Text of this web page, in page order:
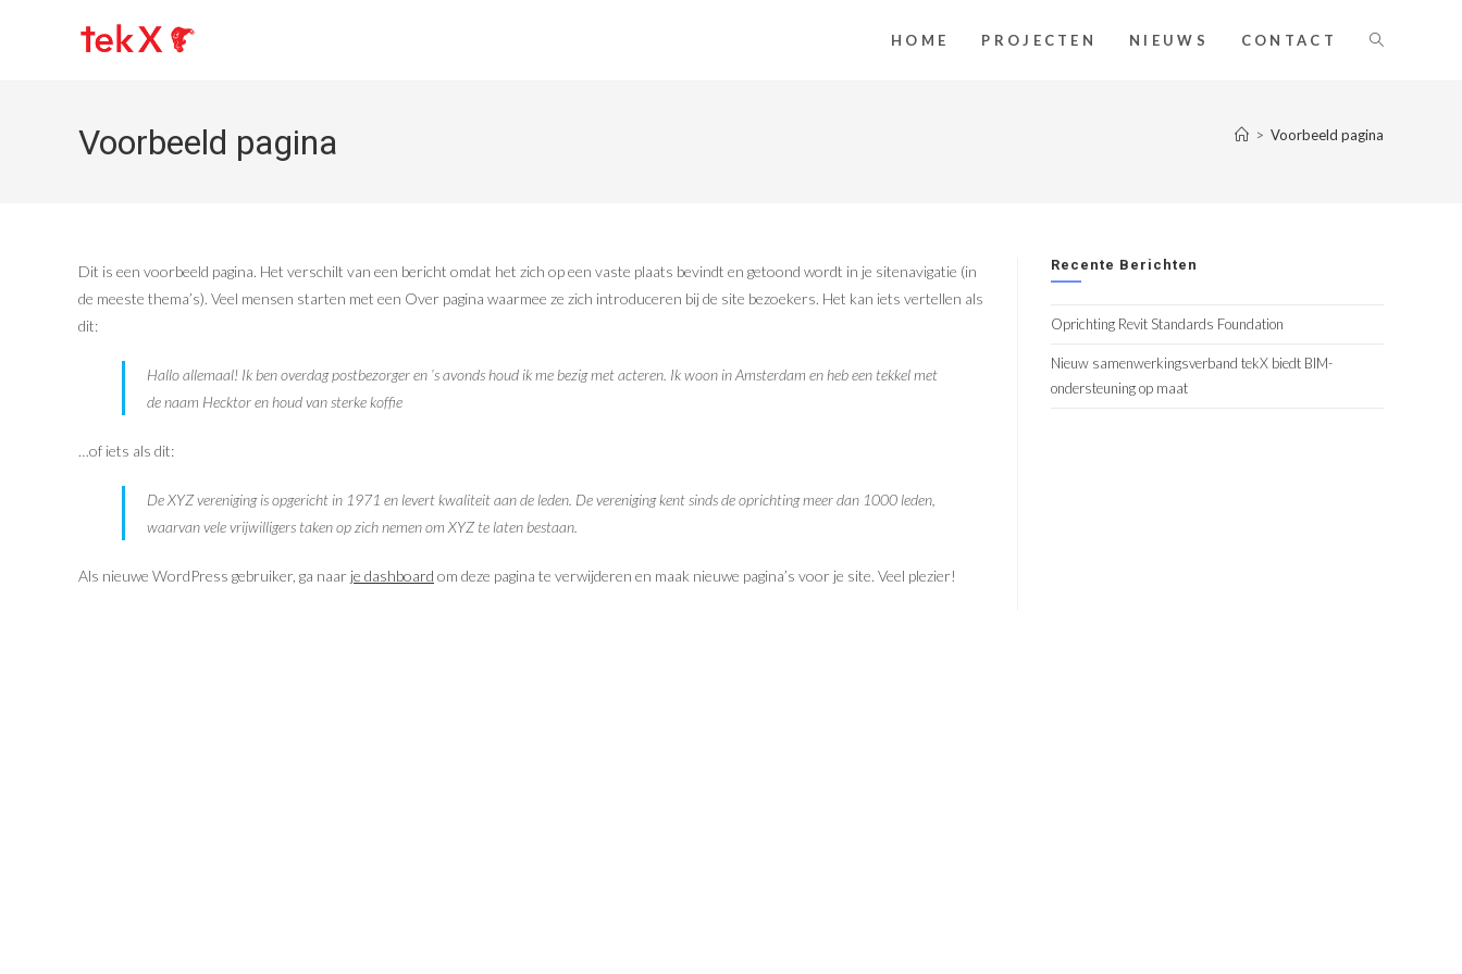
HOME PROJECTEN NIEUWS CONTACT TOGGLE
Voorbeeld pagina > Voorbeeld pagina
Dit is een voorbeeld pagina. Het verschilt van een bericht omdat het zich op een vaste plaats bevindt en getoond wordt in je sitenavigatie (in
de meeste thema’s). Veel mensen starten met een Over pagina waarmee ze zich introduceren bij de site bezoekers. Het kan iets vertellen als
dit:
Hallo allemaal! Ik ben overdag postbezorger en ’s avonds houd ik me bezig met acteren. Ik woon in Amsterdam en heb een tekkel met
de naam Hecktor en houd van sterke koffie
…of iets als dit:
De XYZ vereniging is opgericht in 1971 en levert kwaliteit aan de leden. De vereniging kent sinds de oprichting meer dan 1000 leden,
waarvan vele vrijwilligers taken op zich nemen om XYZ te laten bestaan.
Als nieuwe WordPress gebruiker, ga naar je dashboard om deze pagina te verwijderen en maak nieuwe pagina’s voor je site. Veel plezier!
Recente Berichten
Oprichting Revit Standards Foundation
Nieuw samenwerkingsverband tekX biedt BIM-
ondersteuning op maat